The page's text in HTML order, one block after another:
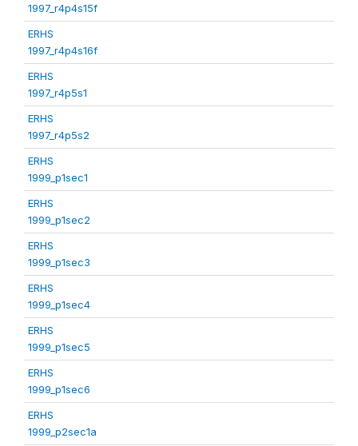
1997_r4p4s15f
ERHS
1997_r4p4s16f
ERHS
1997_r4p5s1
ERHS
1997_r4p5s2
ERHS
1999_p1sec1
ERHS
1999_p1sec2
ERHS
1999_p1sec3
ERHS
1999_p1sec4
ERHS
1999_p1sec5
ERHS
1999_p1sec6
ERHS
1999_p2sec1a